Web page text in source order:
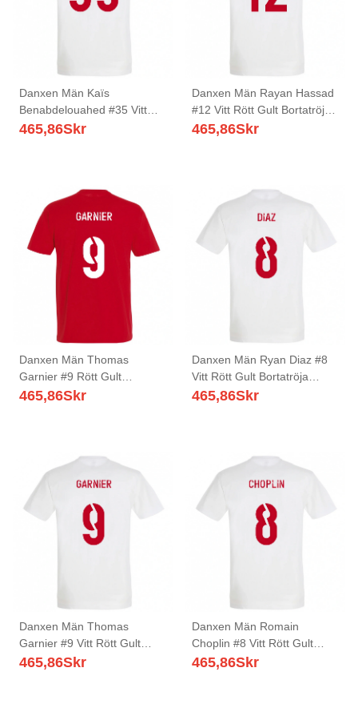
Danxen Män Kaïs
Benabdelouahed #35 Vitt
Rött Gult Bortatröja
465,86Skr
Danxen Män Rayan Hassad
#12 Vitt Rött Gult Bortatröja
Matchtröjor 2025/26 Tröjor
465,86Skr
Danxen Män Thomas
Garnier #9 Rött Gult
Hemmatröja Matchtröjor
465,86Skr
Danxen Män Ryan Diaz #8
Vitt Rött Gult Bortatröja
Matchtröjor 2025/26 Tröjor
465,86Skr
Danxen Män Thomas
Garnier #9 Vitt Rött Gult
Bortatröja Matchtröjor
465,86Skr
Danxen Män Romain
Choplin #8 Vitt Rött Gult
Bortatröja Matchtröjor
465,86Skr